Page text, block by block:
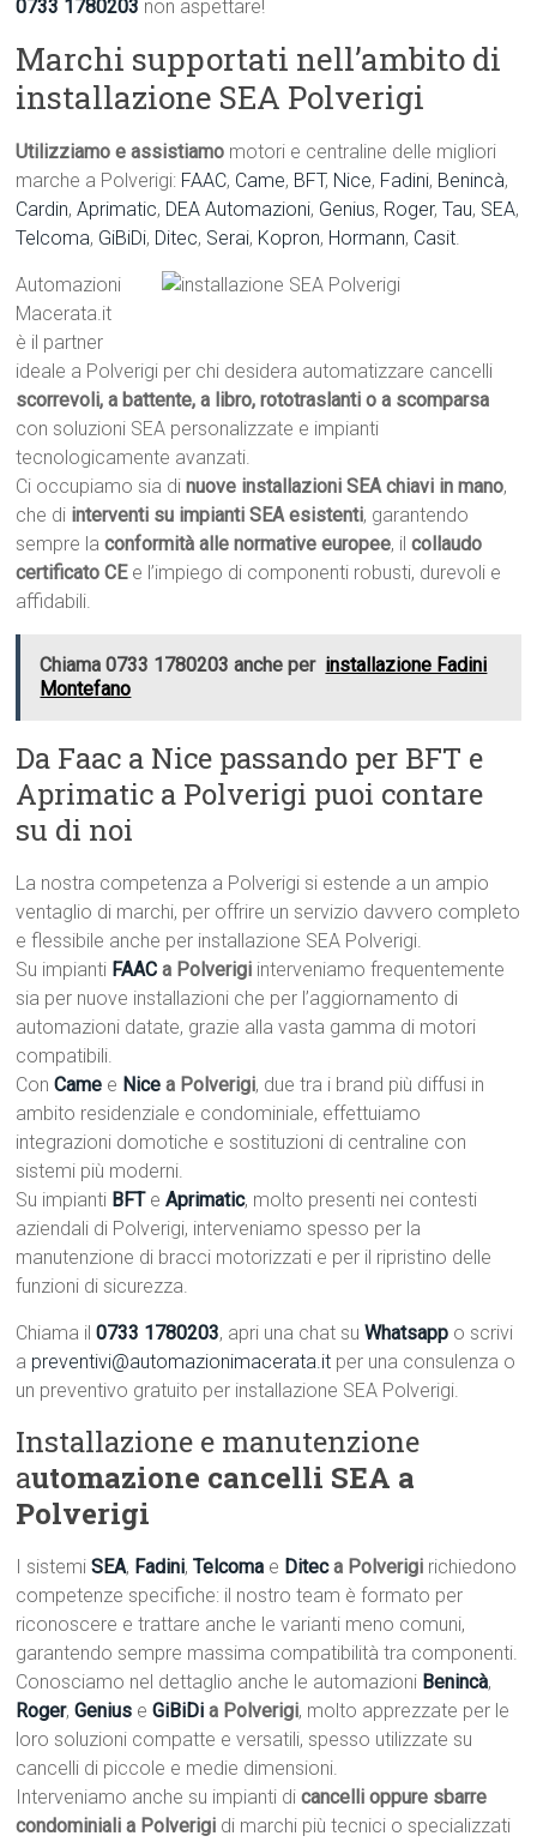
0733 1780203 non aspettare!
Marchi supportati nell’ambito di
installazione SEA Polverigi
Utilizziamo e assistiamo motori e centraline delle migliori
marche a Polverigi: FAAC, Came, BFT, Nice, Fadini, Benincà,
Cardin,Aprimatic, DEA Automazioni, Genius, Roger,Tau, SEA,
Telcoma, GiBiDi, Ditec, Serai, Kopron, Hormann, Casit.
Automazioni
Macerata.it
è il partner
ideale a Polverigi per chi desidera automatizzare cancelli
scorrevoli, a battente, a libro, rototraslanti o a scomparsa
con soluzioni SEA personalizzate e impianti
tecnologicamente avanzati.
Ci occupiamo sia dinuove installazioni SEA chiavi in mano,
che di interventi su impianti SEA esistenti, garantendo
sempre laconformità alle normative europee, ilcollaudo
certificato CEe l’impiego di componenti robusti, durevoli e
affidabili.
Chiama 0733 1780203 anche per installazione Fadini
Montefano
Da Faac a Nice passando per BFT e
Aprimatic a Polverigi puoi contare
su di noi
La nostra competenza a Polverigi si estende a un ampio
ventaglio di marchi, per offrire un servizio davvero completo
e flessibile anche per installazione SEA Polverigi.
Su impianti FAAC a Polverigi interveniamo frequentemente
sia per nuove installazioni che per l’aggiornamento di
automazioni datate, grazie alla vasta gamma di motori
compatibili.
ConCame e Nice a Polverigi, due tra i brand più diffusi in
ambito residenziale e condominiale, effettuiamo
integrazioni domotiche e sostituzioni di centraline con
sistemi più moderni.
Su impianti BFT eAprimatic, molto presenti nei contesti
aziendali di Polverigi, interveniamo spesso per la
manutenzione di bracci motorizzati e per il ripristino delle
funzioni di sicurezza.
Chiama il0733 1780203, apri una chat suWhatsapp o scrivi
a preventivi@automazionimacerata.it per una consulenza o
un preventivo gratuito per installazione SEA Polverigi.
Installazione e manutenzione
automazione cancelli SEA a
Polverigi
I sistemiSEA, Fadini,Telcoma e Diteca Polverigi richiedono
competenze specifiche: il nostro team è formato per
riconoscere e trattare anche le varianti meno comuni,
garantendo sempre massima compatibilità tra componenti.
Conosciamo nel dettaglio anche le automazioni Benincà,
Roger,Genius eGiBiDi a Polverigi, molto apprezzate per le
loro soluzioni compatte e versatili, spesso utilizzate su
cancelli di piccole e medie dimensioni.
Interveniamo anche su impianti dicancelli oppure sbarre
condominiali a Polverigi di marchi più tecnici o specializzati